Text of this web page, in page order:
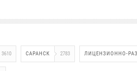
3610 САРАНСК 2783 ЛИЦЕНЗИОННО-